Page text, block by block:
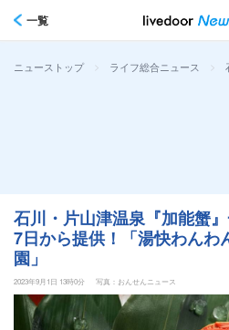
一覧
ニューストップ > ライフ総合ニュース >
石川・片山津温泉『加能蟹
7日から提供！「湯快わんわ
園」
2023年9月1日 13時0分 写真：おんせんニュース